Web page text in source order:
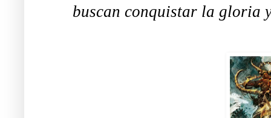
buscan conquistar la gloria